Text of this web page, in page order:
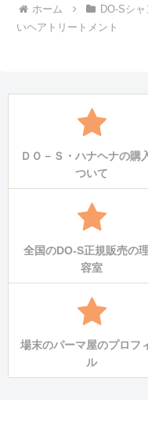
ホーム DO-Sシ
いヘアトリートメント
ＤＯ－Ｓ・ハナヘナの購
ついて
全国のDO-S正規販売の
容室
場末のパーマ屋のプロフ
ル